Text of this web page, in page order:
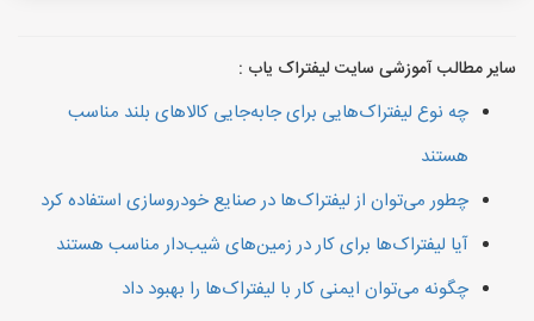
سایر مطالب آموزشی سایت لیفتراک یاب :
چه نوع لیفتراک‌هایی برای جابه‌جایی کالاهای بلند مناسب
هستند
چطور می‌توان از لیفتراک‌ها در صنایع خودروسازی استفاده کرد
آیا لیفتراک‌ها برای کار در زمین‌های شیب‌دار مناسب هستند
چگونه می‌توان ایمنی کار با لیفتراک‌ها را بهبود داد